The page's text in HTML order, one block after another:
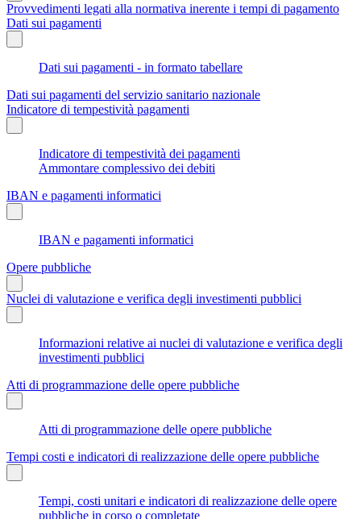
Provvedimenti legati alla normativa inerente i tempi di pagamento
Dati sui pagamenti
Dati sui pagamenti - in formato tabellare
Dati sui pagamenti del servizio sanitario nazionale
Indicatore di tempestività pagamenti
Indicatore di tempestività dei pagamenti
Ammontare complessivo dei debiti
IBAN e pagamenti informatici
IBAN e pagamenti informatici
Opere pubbliche
Nuclei di valutazione e verifica degli investimenti pubblici
Informazioni relative ai nuclei di valutazione e verifica degli
investimenti pubblici
Atti di programmazione delle opere pubbliche
Atti di programmazione delle opere pubbliche
Tempi costi e indicatori di realizzazione delle opere pubbliche
Tempi, costi unitari e indicatori di realizzazione delle opere
pubbliche in corso o completate